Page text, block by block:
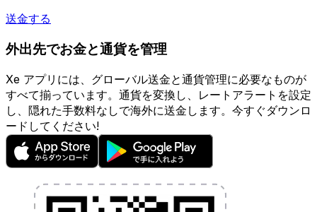
送金する
外出先でお金と通貨を管理
Xe アプリには、グローバル送金と通貨管理に必要なものが
すべて揃っています。通貨を変換し、レートアラートを設定
し、隠れた手数料なしで海外に送金します。今すぐダウンロ
ードしてください!